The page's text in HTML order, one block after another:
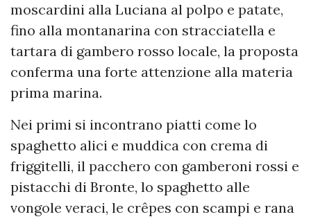
moscardini alla Luciana al polpo e patate,
fino alla montanarina con stracciatella e
tartara di gambero rosso locale, la proposta
conferma una forte attenzione alla materia
prima marina.
Nei primi si incontrano piatti come lo
spaghetto alici e muddica con crema di
friggitelli, il pacchero con gamberoni rossi e
pistacchi di Bronte, lo spaghetto alle
vongole veraci, le crêpes con scampi e rana